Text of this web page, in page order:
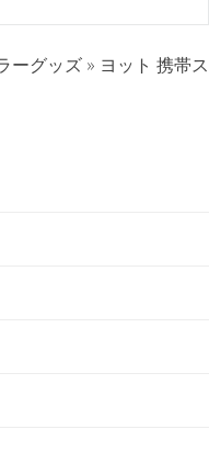
ーグッズ » ヨット 携帯ス